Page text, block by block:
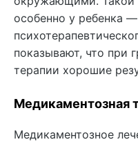
особенно у ребенка
показывают, что при
терапии хорошие
Медикаментозная
Медикаментозное